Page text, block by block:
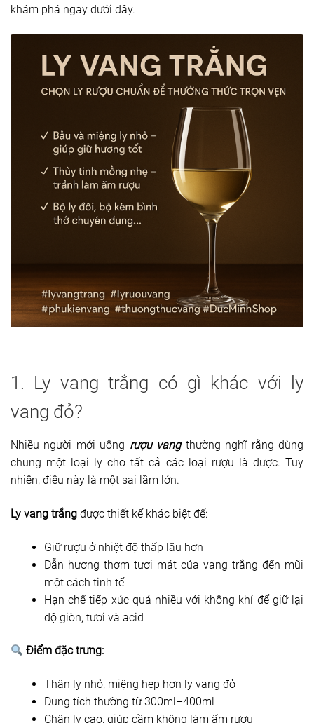
khám phá ngay dưới đây.
1. Ly vang trắng có gì khác với ly
vang đỏ?
Nhiều người mới uống rượu vangthường nghĩ rằng dùng
chung một loại ly cho tất cả các loại rượu là được. Tuy
nhiên, điều này là một sai lầm lớn.
Ly vang trắng được thiết kế khác biệt để:
Giữ rượu ở nhiệt độ thấp lâu hơn
Dẫn hương thơm tươi mát của vang trắng đến mũi
một cách tinh tế
Hạn chế tiếp xúc quá nhiều với không khí để giữ lại
độ giòn, tươi và acid
Điểm đặc trưng:
Thân ly nhỏ, miệng hẹp hơn ly vang đỏ
Dung tích thường từ 300ml–400ml
Chân ly cao, giúp cầm không làm ấm rượu